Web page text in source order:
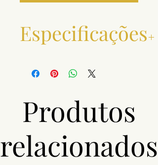
Especificações
Toque
Peso xxxxx
Acabamento
Banhado a
ródio
Produtos
relacionados